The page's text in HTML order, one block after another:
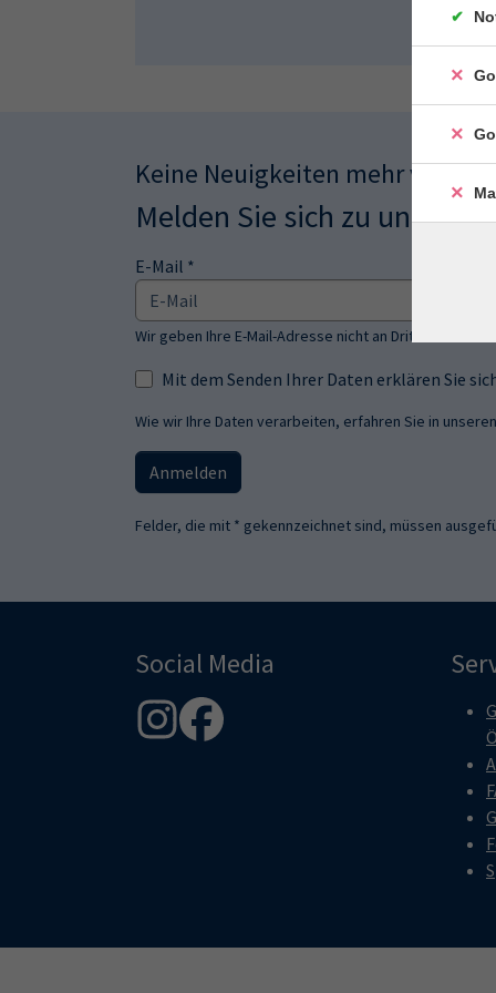
Keine Neuigkeiten mehr
Melden Sie sich zu
E-Mail *
Wir geben Ihre E-Mail-Adresse nicht an Dritte weiter.
Mit dem Senden Ihrer Daten erklären Sie
Wie wir Ihre Daten verarbeiten, erfahren Sie in unseren
Anmelden
Felder, die mit * gekennzeichnet sind, müssen
Social Media